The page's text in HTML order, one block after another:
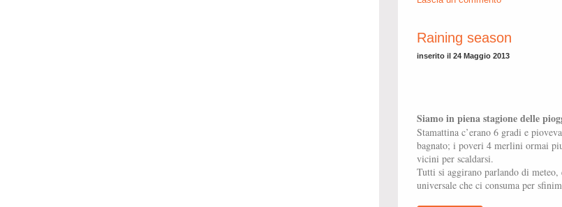
Raining season
inserito il 24 Maggio 2013
Siamo in piena stagione delle
Stamattina c’erano 6 gradi e
bagnato; i poveri 4 merlini ormai
vicini per scaldarsi.
Tutti si aggirano parlando di
universale che ci consuma per